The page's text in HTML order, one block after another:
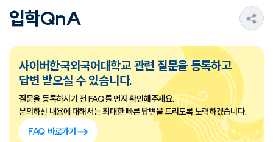
입학QnA
사이버한국외국어대학교 관련 질문을 등록하고
답변 받으실 수 있습니다.
질문을 등록하시기 전 FAQ를 먼저 확인해주세요.
문의하신 내용에 대해서는 최대한 빠른 답변을 드리도록 노력하겠습니다.
FAQ 바로가기